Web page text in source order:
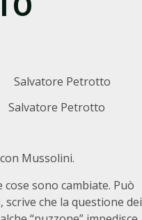
Salvatore Petrotto
Mussolini.
cose sono cambiate. Può
che la questione dei